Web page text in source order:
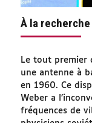
À la
Le tout premier
une antenne à
en 1960. Ce
Weber a
fréquences de